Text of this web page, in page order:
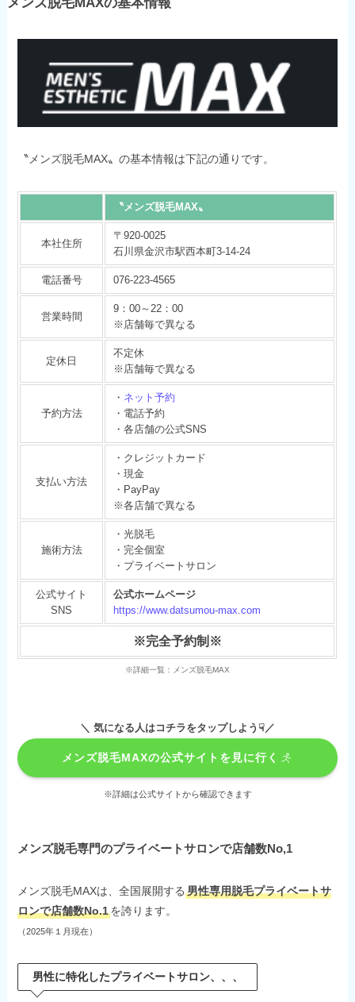
〝メンズ脱毛MAX〟の基本情報は下記の通りです。
〝メンズ脱毛MAX〟
本社住所
〒920-0025
石川県金沢市駅西本町3-14-24
電話番号 076-223-4565
営業時間
9：00～22：00
※店舗毎で異なる
定休日
不定休
※店舗毎で異なる
予約方法
・ ネット予約
・電話予約
・各店舗の公式SNS
支払い方法
・クレジットカード
・現金
・PayPay
※各店舗で異なる
施術方法
・光脱毛
・完全個室
・プライベートサロン
公式サイト
SNS
公式ホームページ
https://www.datsumou-max.com
※完全予約制※
※詳細一覧：メンズ脱毛MAX
＼ 気になる人はコチラをタップしよう☟／
メンズ脱毛MAXの公式サイトを見に行く
※詳細は公式サイトから確認できます
メンズ脱毛専門のプライベートサロンで店舗数No,1
メンズ脱毛MAXは、全国展開する男性専用脱毛プライベートサ
ロンで店舗数No.1を誇ります。
（2025年１月現在）
男性に特化したプライベートサロン、、、